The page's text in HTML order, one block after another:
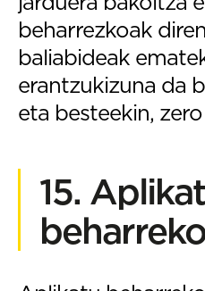
beharrezkoak
baliabideak
erantzukizuna da
eta besteekin,
15.